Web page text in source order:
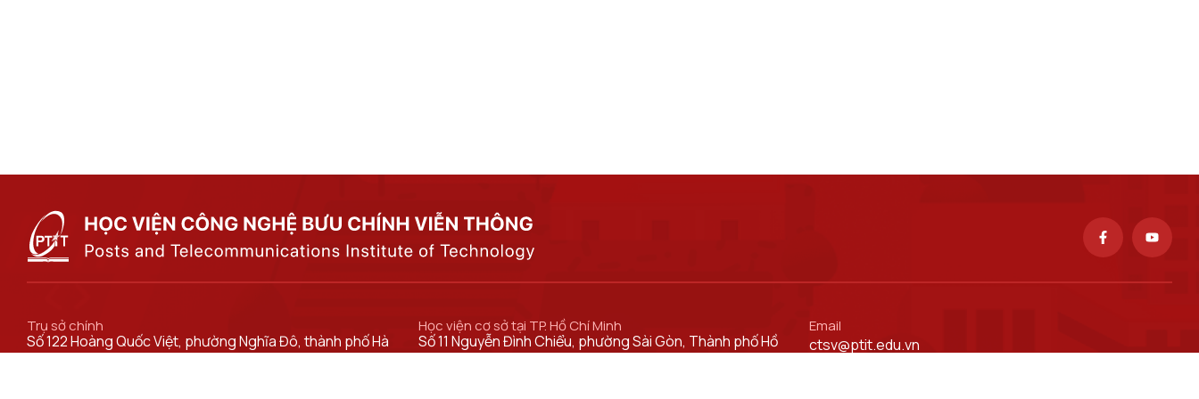
Trụ sở chính
Số 122 Hoàng Quốc Việt, phường Nghĩa Đô, thành phố Hà
Nội.
Học viện cơ sở tại TP. Hồ Chí Minh
Số 11 Nguyễn Đình Chiểu, phường Sài Gòn, Thành phố Hồ
Chí Minh.
Email
ctsv@ptit.edu.vn